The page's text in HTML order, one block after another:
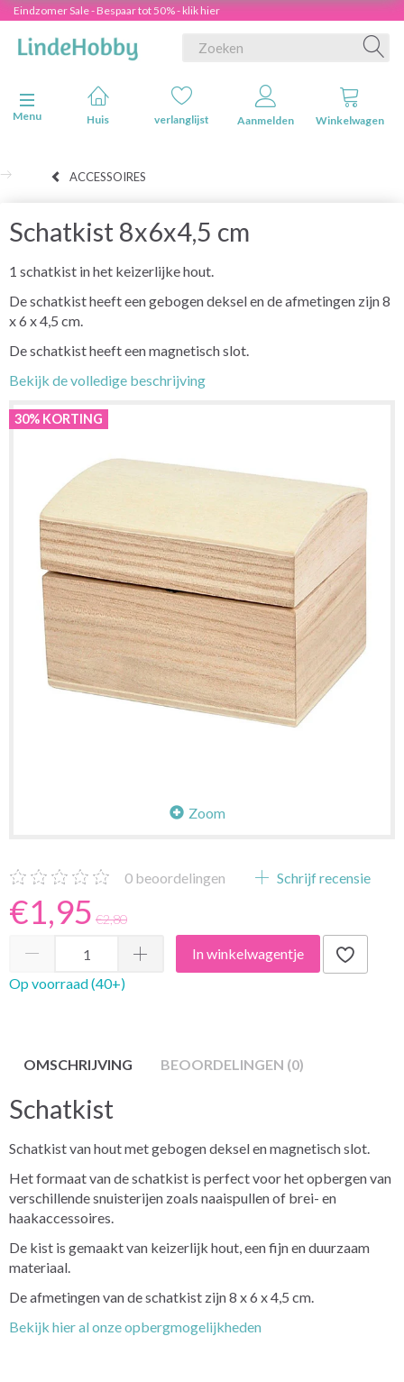
Eindzomer Sale - Bespaar tot 50% - klik hier
Navigatie in-/uitschakelen
Menu
Huis verlanglijst Aanmelden Winkelwagen
ACCESSOIRES
Schatkist 8x6x4,5 cm
1 schatkist in het keizerlijke hout.
De schatkist heeft een gebogen deksel en de afmetingen zijn 8
x 6 x 4,5 cm.
De schatkist heeft een magnetisch slot.
Bekijk de volledige beschrijving
30% KORTING
Zoom
0 beoordelingen Schrijf recensie
€1,95 €2,80
In winkelwagentje
Op voorraad (40+)
OMSCHRIJVING BEOORDELINGEN (0)
Schatkist
Schatkist van hout met gebogen deksel en magnetisch slot.
Het formaat van de schatkist is perfect voor het opbergen van
verschillende snuisterijen zoals naaispullen of brei- en
haakaccessoires.
De kist is gemaakt van keizerlijk hout, een fijn en duurzaam
materiaal.
De afmetingen van de schatkist zijn 8 x 6 x 4,5 cm.
Bekijk hier al onze opbergmogelijkheden